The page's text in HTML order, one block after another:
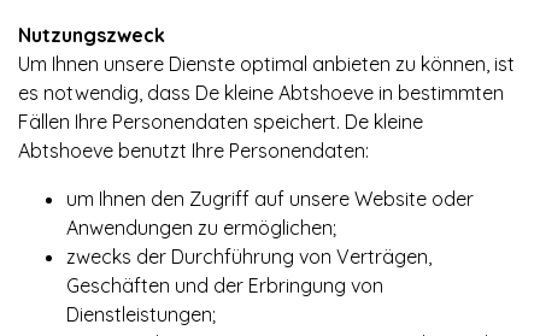
Nutzungszweck
Um Ihnen unsere Dienste optimal anbieten zu können, ist
es notwendig, dass De kleine Abtshoeve in bestimmten
Fällen Ihre Personendaten speichert. De kleine
Abtshoeve benutzt Ihre Personendaten:
um Ihnen den Zugriff auf unsere Website oder
Anwendungen zu ermöglichen;
zwecks der Durchführung von Verträgen,
Geschäften und der Erbringung von
Dienstleistungen;